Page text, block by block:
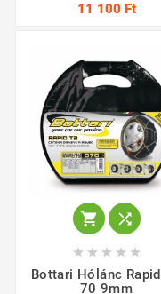
11 100 Ft
 
    
Bottari Hólánc
70 9mm